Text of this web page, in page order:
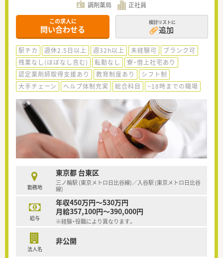
調剤薬局 正社員
この求人に
問い合わせる
検討リストに
追加
駅チカ 週休2.5日以上 週32h以上 未経験可
ブランク可
残業なし(ほぼなし含む)
転勤なし
寮・借上社宅あり
認定薬剤師取得支援あり
教育制度あり
シフト制
大手チェーン
ヘルプ体制充実 総合科目 ~18時までの職場
勤務地
東京都 台東区
三ノ輪駅 (東京メトロ日比谷線)／入谷駅 (東京メトロ日比谷
線)
給与
年収450万円～530万円
月給357,100円～390,000円
※経験・役職により異なります。
法人名
非公開